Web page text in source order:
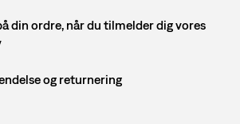
din ordre, når du tilmelder dig vores
og returnering